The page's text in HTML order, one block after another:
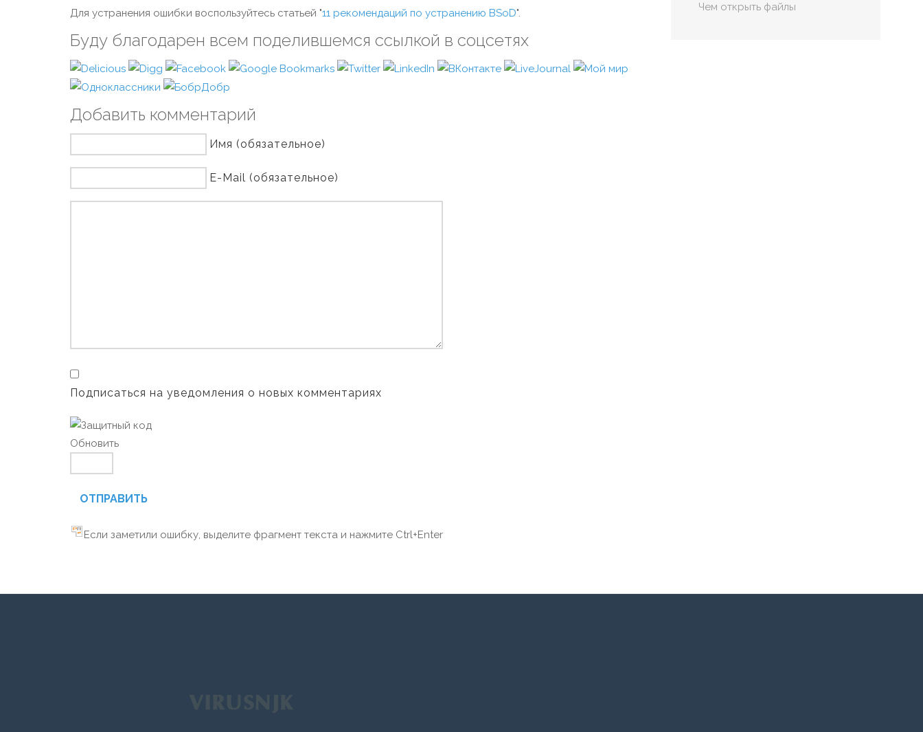
Для устранения ошибки воспользуйтесь статьей "11 рекомендаций по устранению BSoD".
Буду благодарен всем поделившемся ссылкой в соцсетях
Добавить комментарий
Имя (обязательное)
E-Mail (обязательное)
Подписаться на уведомления о новых комментариях
Обновить
ОТПРАВИТЬ
Если заметили ошибку, выделите фрагмент текста и нажмите Ctrl+Enter
Чем открыть файлы